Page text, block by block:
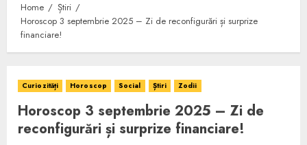
Home
Știri
Horoscop 3 septembrie 2025 – Zi de reconfigurări și surprize
financiare!
Curiozități Horoscop Social Știri Zodii
Horoscop 3 septembrie 2025 – Zi de
reconfigurări și surprize financiare!